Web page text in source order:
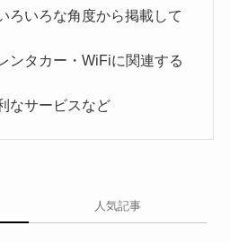
ろいろな角度から掲載して
ンタカー・WiFiに関連する
なサービスなど
人気記事